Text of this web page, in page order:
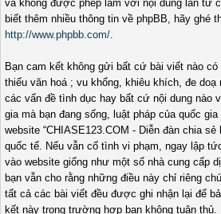
và không được phép làm với nội dung lẫn tư
biết thêm nhiều thông tin về phpBB, hãy ghé
http://www.phpbb.com/.
Bạn cam kết không gửi bất cứ bài viết nào
thiếu văn hoá ; vu khống, khiêu khích, đe
các vấn đề tình dục hay bất cứ nội dung nào
gia mà bạn đang sống, luật pháp của quốc
website “CHIASE123.COM - Diễn đàn chia
quốc tế. Nếu vẫn cố tình vi phạm, ngay lập
vào website giống như một số nhà cung cấp
bạn vẫn cho rằng những điều này chỉ riêng
tất cả các bài viết đều được ghi nhận lại để
kết này trong trường hợp bạn không tuân thủ.